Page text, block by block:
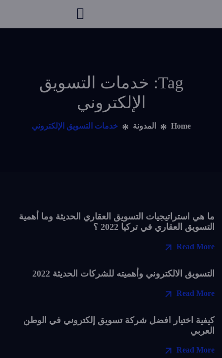
Tag: خدمات التسويق
الإلكتروني
Home المدونة خدمات التسويق الإلكتروني
ما هي استراتيجيات التسويق العقاري الحديثة وما أهمية
التسويق العقاري في تركيا 2022 ؟
Read More
التسويق الالكتروني وأهميته للشركات الحديثة 2022
Read More
كيفية اختيار افضل شركة تسويق إلكتروني في الوطن
العربي
Read More